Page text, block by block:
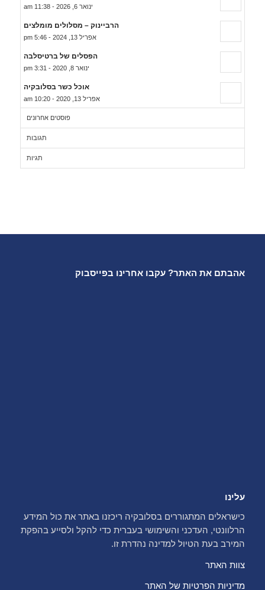
ינואר 6, 2026 - 11:38 am
הרביינוק – מסלולים מומלצים
אפריל 13, 2024 - 5:46 pm
הפסלים של ברטיסלבה
ינואר 8, 2020 - 3:31 pm
אוכל כשר בסלובקיה
אפריל 13, 2020 - 10:20 am
פוסטים אחרונים
תגובות
תגיות
אהבתם את האתר? עקבו אחרינו בפייסבוק
עלינו
כישראלים המתגוררים בסלובקיה ריכזנו באתר את כול המידע
הרלוונטי, העדכני והשימושי בעברית כדי להקל ולסייע בהפקת
המירב בעת הטיול למדינה נהדרת זו.
צוות האתר
מדיניות הפרטיות של האתר